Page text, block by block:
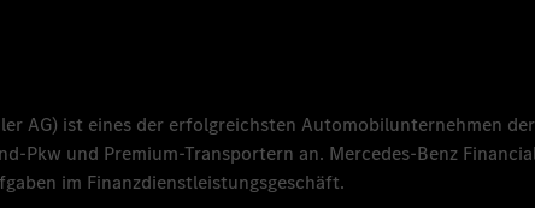
AG) ist eines der erfolgreichsten Automobilunternehmen
Pkw und Premium-Transportern an. Mercedes-Benz
im Finanzdienstleistungsgeschäft.